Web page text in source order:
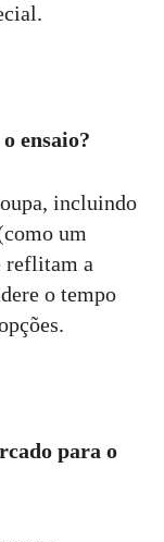
ensaio?
incluindo
um
reflitam a
o tempo
para o